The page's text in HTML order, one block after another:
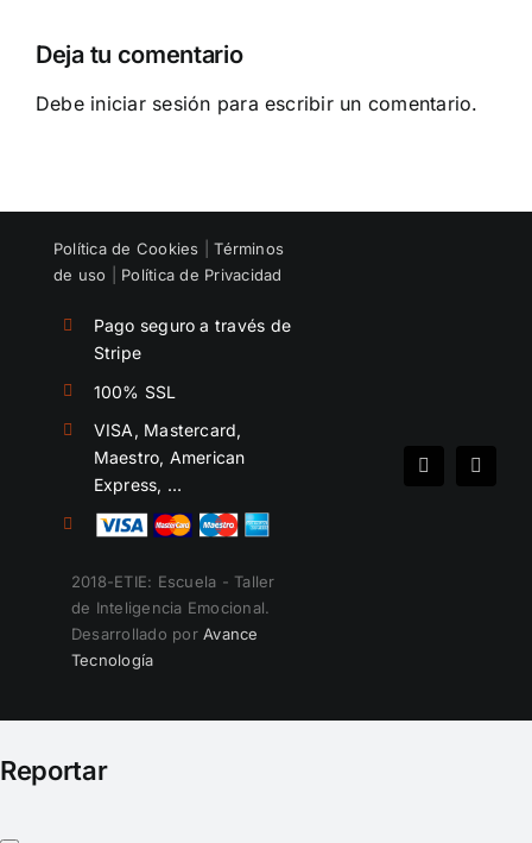
EQUIPO
Deja tu comentario
Debe iniciar sesión para escribir un comentario.
Política de Cookies |Términos
de uso
Política de Privacidad
Pago seguro a través de
Stripe
100% SSL
VISA, Mastercard,
Maestro, American
Express, …
2018-ETIE: Escuela - Taller
de Inteligencia Emocional.
Desarrollado porAvance
Tecnología
Spotify
Reportar